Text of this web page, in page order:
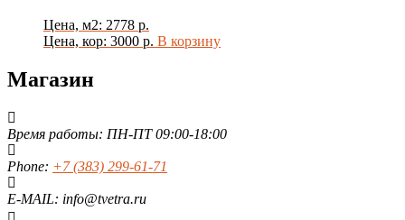
Цена, м2: 2778 р.
Цена, кор: 3000 р. В корзину
Магазин
Время работы: ПН-ПТ 09:00-18:00
Phone: +7 (383) 299-61-71
E-MAIL: info@tvetra.ru